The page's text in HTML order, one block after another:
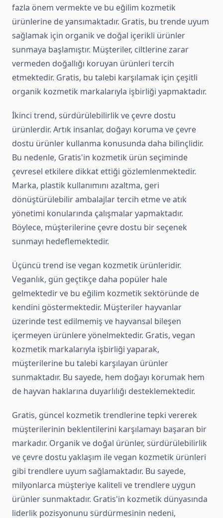
fazla önem vermekte ve bu eğilim kozmetik
ürünlerine de yansımaktadır. Gratis, bu trende uyum
sağlamak için organik ve doğal içerikli ürünler
sunmaya başlamıştır. Müşteriler, ciltlerine zarar
vermeden doğallığı koruyan ürünleri tercih
etmektedir. Gratis, bu talebi karşılamak için çeşitli
organik kozmetik markalarıyla işbirliği yapmaktadır.
İkinci trend, sürdürülebilirlik ve çevre dostu
ürünlerdir. Artık insanlar, doğayı koruma ve çevre
dostu ürünler kullanma konusunda daha bilinçlidir.
Bu nedenle, Gratis'in kozmetik ürün seçiminde
çevresel etkilere dikkat ettiği gözlemlenmektedir.
Marka, plastik kullanımını azaltma, geri
dönüştürülebilir ambalajlar tercih etme ve atık
yönetimi konularında çalışmalar yapmaktadır.
Böylece, müşterilerine çevre dostu bir seçenek
sunmayı hedeflemektedir.
Üçüncü trend ise vegan kozmetik ürünleridir.
Veganlık, gün geçtikçe daha popüler hale
gelmektedir ve bu eğilim kozmetik sektöründe de
kendini göstermektedir. Müşteriler hayvanlar
üzerinde test edilmemiş ve hayvansal bileşen
içermeyen ürünlere yönelmektedir. Gratis, vegan
kozmetik markalarıyla işbirliği yaparak,
müşterilerine bu talebi karşılayan ürünler
sunmaktadır. Bu sayede, hem doğayı korumak hem
de hayvan haklarına duyarlılığı desteklemektedir.
Gratis, güncel kozmetik trendlerine tepki vererek
müşterilerinin beklentilerini karşılamayı başaran bir
markadır. Organik ve doğal ürünler, sürdürülebilirlik
ve çevre dostu yaklaşım ile vegan kozmetik ürünleri
gibi trendlere uyum sağlamaktadır. Bu sayede,
milyonlarca müşteriye kaliteli ve trendlere uygun
ürünler sunmaktadır. Gratis'in kozmetik dünyasında
liderlik pozisyonunu sürdürmesinin nedeni,